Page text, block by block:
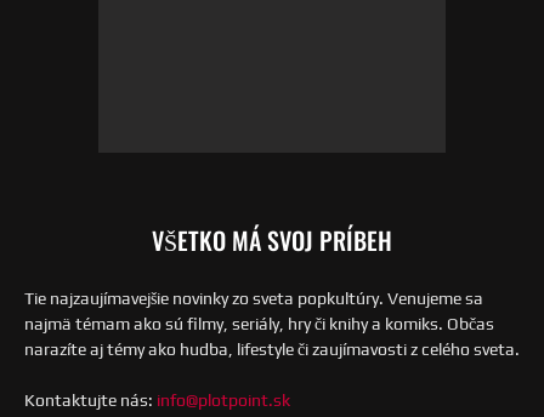
VŠETKO MÁ SVOJ PRÍBEH
Tie najzaujímavejšie novinky zo sveta popkultúry. Venujeme sa
najmä témam ako sú filmy, seriály, hry či knihy a komiks. Občas
narazíte aj témy ako hudba, lifestyle či zaujímavosti z celého sveta.
Kontaktujte nás: info@plotpoint.sk